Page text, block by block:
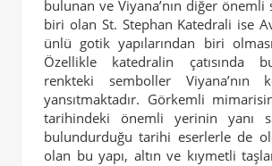
bulunan ve Viyana’nın diğer önemli
biri olan St. Stephan Katedrali ise
ünlü gotik yapılarından biri
Özellikle katedralin çatısında
renkteki semboller Viyana’nın
yansıtmaktadır. Görkemli
tarihindeki önemli yerinin yanı
bulundurduğu tarihi eserlerle de
olan bu yapı, altın ve kıymetli